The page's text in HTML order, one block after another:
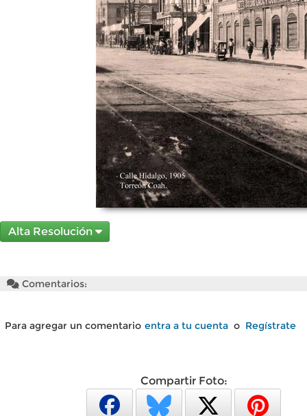
Alta Resolución
Comentarios:
Para agregar un comentario entra a tu cuenta o Regístrate
Compartir Foto: